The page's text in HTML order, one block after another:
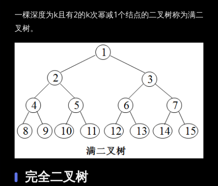
一棵深度为k且有2的k次幂减1个结点的二叉树称为满二
叉树。
完全二叉树